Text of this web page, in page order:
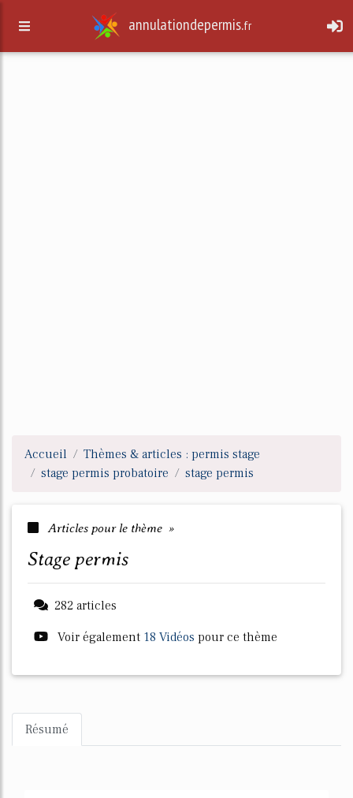
annulationdepermis.fr
Accueil
Thèmes & articles : permis stage
stage permis probatoire
stage permis
Articles pour le thème »
stage permis
282 articles
Voir également 18 Vidéos pour ce thème
Résumé